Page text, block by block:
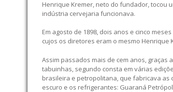
Henrique Kremer, neto do fundador, tocou
indústria cervejaria funcionava.
Em agosto de 1898, dois anos e cinco
cujos os diretores eram o mesmo Henrique
Assim passados mais de cem anos,
tabuinhas, segundo consta em várias
brasileira e petropolitana, que fabricava as
escuro e os refrigerantes: Guaraná